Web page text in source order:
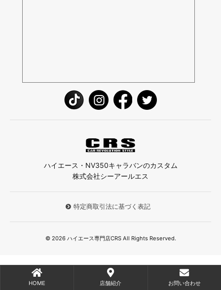
ハイエース・NV350キャラバンのカスタム
株式会社シーアールエス
特定商取引法に基づく表記
© 2026 ハイエース専門店CRS All Rights Reserved.
HOME 店舗紹介 お問い合わせ